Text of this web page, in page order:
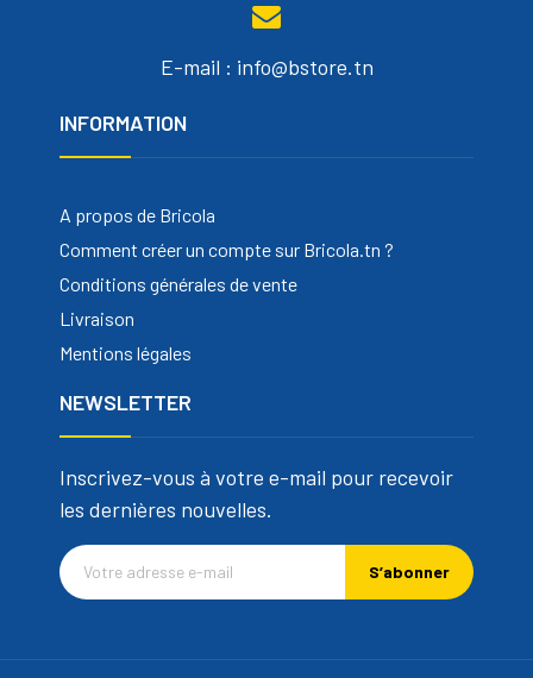
E-mail : info@bstore.tn
INFORMATION
A propos de Bricola
Comment créer un compte sur Bricola.tn ?
Conditions générales de vente
Livraison
Mentions légales
NEWSLETTER
Inscrivez-vous à votre e-mail pour recevoir
les dernières nouvelles.
S’abonner